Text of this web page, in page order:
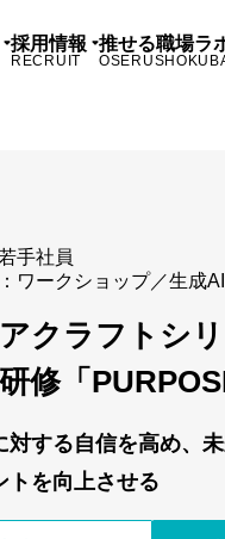
採用情報
RECRUIT
推せる職場ラ
若手社員
ワークショップ 生成
クラフトシ
修「
対する自信を高め、
トを向上させる